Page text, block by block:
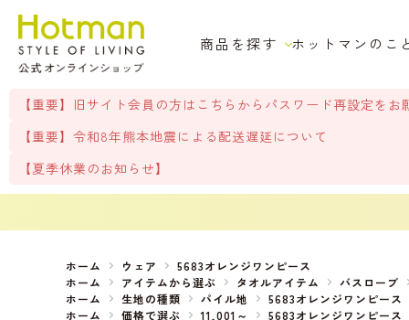
商品を探す ホットマンのこ
【重要】旧サイト会員の方はこちらからパスワード再設定をお
【重要】令和8年熊本地震による配送遅延について
【夏季休業のお知らせ】
ホーム ウェア
5683オレンジワンピース
ホーム
アイテムから選ぶ タオルアイテム バスローブ
ホーム
生地の種類 パイル地
5683オレンジワンピース
ホーム
価格で選ぶ 11,001～ 5683オレンジワンピース